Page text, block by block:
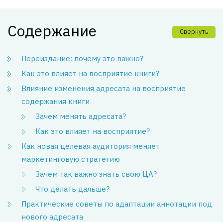
Содержание Свернуть
Переиздание: почему это важно?
Как это влияет на восприятие книги?
Влияние изменения адресата на восприятие
содержания книги
Зачем менять адресата?
Как это влияет на восприятие?
Как новая целевая аудитория меняет
маркетинговую стратегию
Зачем так важно знать свою ЦА?
Что делать дальше?
Практические советы по адаптации аннотации под
нового адресата